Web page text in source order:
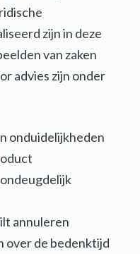
zijn in deze
van zaken
advies zijn onder
onduidelijkheden
annuleren
over de bedenktijd